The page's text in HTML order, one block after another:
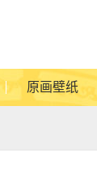
原画壁纸